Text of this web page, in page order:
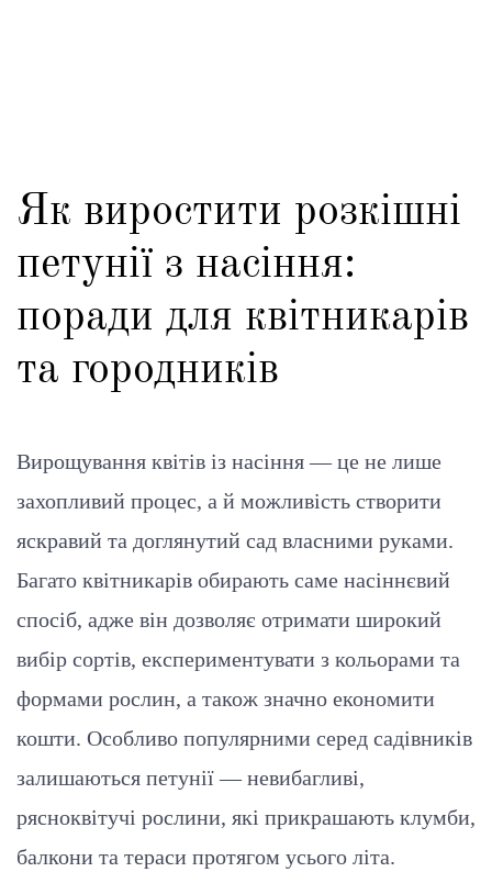
Як виростити розкішні
петунії з насіння:
поради для квітникарів
та городників
Вирощування квітів із насіння — це не лише
захопливий процес, а й можливість створити
яскравий та доглянутий сад власними руками.
Багато квітникарів обирають саме насіннєвий
спосіб, адже він дозволяє отримати широкий
вибір сортів, експериментувати з кольорами та
формами рослин, а також значно економити
кошти. Особливо популярними серед садівників
залишаються петунії — невибагливі,
рясноквітучі рослини, які прикрашають клумби,
балкони та тераси протягом усього літа.